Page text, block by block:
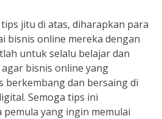
jitu di atas, diharapkan para
bisnis online mereka dengan
untuk selalu belajar dan
bisnis online yang
berkembang dan bersaing di
Semoga tips ini
yang ingin memulai